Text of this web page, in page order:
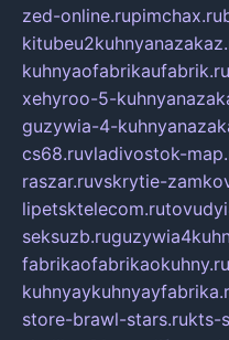
zed-online.rupimchax.ru
kuhnyaofabrikaufabrik.ru
xehyroo-5-
guzywia-4-
cs68.ruvladivostok-
raszar.ruvskrytie-
lipetsktelecom.ru
seksuzb.ru
fabrikaofabrikaokuhny.ru
store-brawl-stars.rukts-